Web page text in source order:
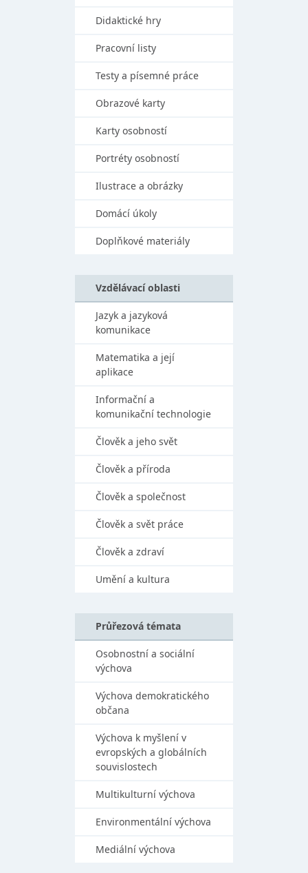
Didaktické hry
Pracovní listy
Testy a písemné práce
Obrazové karty
Karty osobností
Portréty osobností
Ilustrace a obrázky
Domácí úkoly
Doplňkové materiály
Vzdělávací oblasti
Jazyk a jazyková
komunikace
Matematika a její
aplikace
Informační a
komunikační technologie
Člověk a jeho svět
Člověk a příroda
Člověk a společnost
Člověk a svět práce
Člověk a zdraví
Umění a kultura
Průřezová témata
Osobnostní a sociální
výchova
Výchova demokratického
občana
Výchova k myšlení v
evropských a globálních
souvislostech
Multikulturní výchova
Environmentální výchova
Mediální výchova